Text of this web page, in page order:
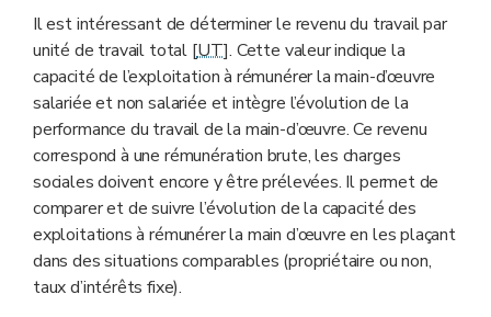
Il est intéressant de déterminer le revenu du travail par
unité de travail total [UT]. Cette valeur indique la
capacité de l’exploitation à rémunérer la main-d’œuvre
salariée et non salariée et intègre l’évolution de la
performance du travail de la main-d’œuvre. Ce revenu
correspond à une rémunération brute, les charges
sociales doivent encore y être prélevées. Il permet de
comparer et de suivre l’évolution de la capacité des
exploitations à rémunérer la main d’œuvre en les plaçant
dans des situations comparables (propriétaire ou non,
taux d’intérêts fixe).